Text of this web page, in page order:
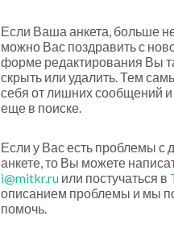
Если Ваша анкета, больше
можно Вас поздравить с
форме редактирования Вы
скрыть или удалить. Тем
себя от лишних сообщений и
еще в поиске.
Если у Вас есть проблемы с
анкете, то Вы можете
i@mitkr.ruили постучаться в
описанием проблемы и мы
помочь.